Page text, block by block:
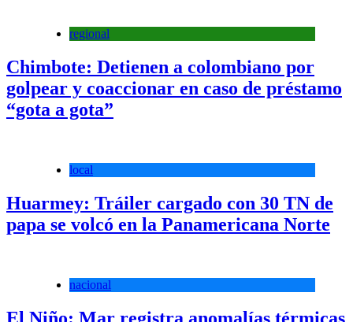
regional
Chimbote: Detienen a colombiano por
golpear y coaccionar en caso de préstamo
“gota a gota”
local
Huarmey: Tráiler cargado con 30 TN de
papa se volcó en la Panamericana Norte
nacional